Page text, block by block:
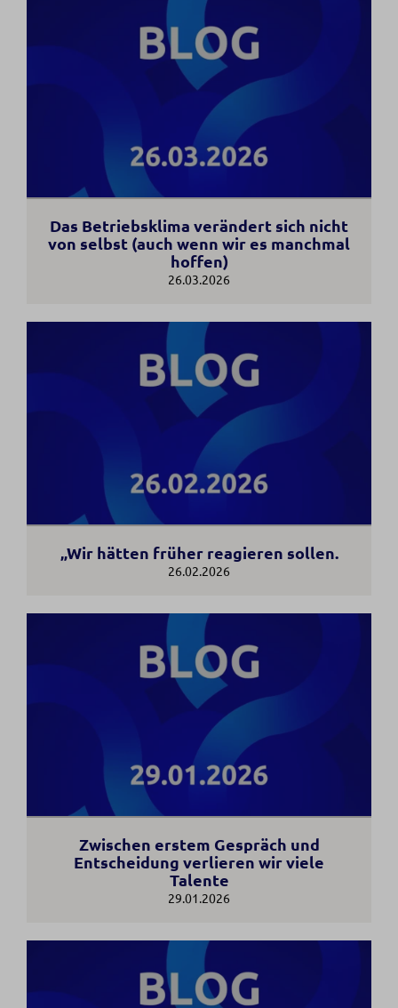
Das Betriebsklima verändert sich nicht
von selbst (auch wenn wir es manchmal
hoffen)
26.03.2026
„Wir hätten früher reagieren sollen.
26.02.2026
Zwischen erstem Gespräch und
Entscheidung verlieren wir viele
Talente
29.01.2026